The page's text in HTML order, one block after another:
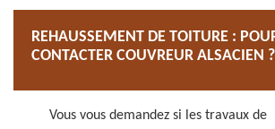
REHAUSSEMENT DE TOITURE :
CONTACTER COUVREUR ALSACIEN ?
Vous vous demandez si les travaux de